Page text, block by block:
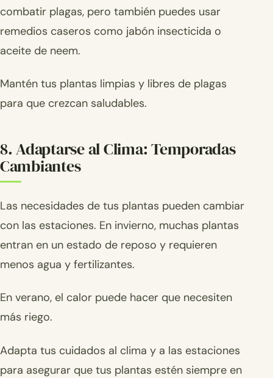
combatir plagas, pero también puedes usar
remedios caseros como jabón insecticida o
aceite de neem.
Mantén tus plantas limpias y libres de plagas
para que crezcan saludables.
8. Adaptarse al Clima: Temporadas
Cambiantes
Las necesidades de tus plantas pueden cambiar
con las estaciones. En invierno, muchas plantas
entran en un estado de reposo y requieren
menos agua y fertilizantes.
En verano, el calor puede hacer que necesiten
más riego.
Adapta tus cuidados al clima y a las estaciones
para asegurar que tus plantas estén siempre en